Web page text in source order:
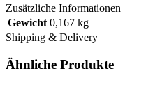
Zusätzliche Informationen
Gewicht 0,167 kg
Shipping & Delivery
Ähnliche Produkte